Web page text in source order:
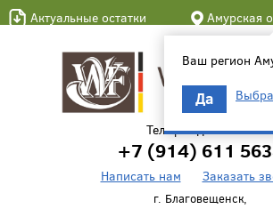
Актуальные остатки Амурская
Ваш регион
Да
Телефон для связи
+7 (914) 611
Написать нам Заказать
г. Благовещенск,